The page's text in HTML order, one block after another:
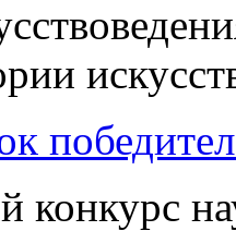
конкурс